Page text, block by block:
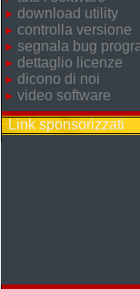
download utility
controlla versione
segnala bug
dettaglio licenze
dicono di noi
video software
Link sponsorizzati